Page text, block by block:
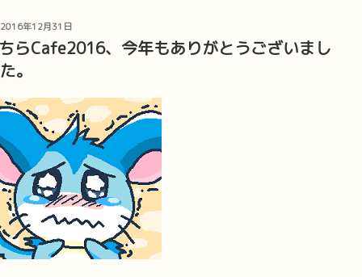
も
ケ
ッ
ト
3
品
書
き
公
開
な
の
投
稿
日:
2016年12月31日
らCafe2016、今年もありがとうございまし
た。